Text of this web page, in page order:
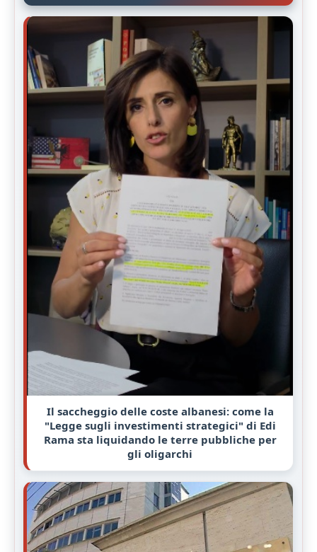
Il saccheggio delle coste albanesi: come la
"Legge sugli investimenti strategici" di Edi
Rama sta liquidando le terre pubbliche per
gli oligarchi